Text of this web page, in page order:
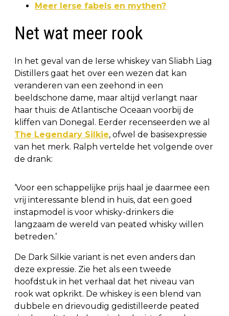
Meer Ierse fabels en mythen?
Net wat meer rook
In het geval van de Ierse whiskey van Sliabh Liag
Distillers gaat het over een wezen dat kan
veranderen van een zeehond in een
beeldschone dame, maar altijd verlangt naar
haar thuis: de Atlantische Oceaan voorbij de
kliffen van Donegal. Eerder recenseerden we al
The Legendary Silkie, ofwel de basisexpressie
van het merk. Ralph vertelde het volgende over
de drank:
‘Voor een schappelijke prijs haal je daarmee een
vrij interessante blend in huis, dat een goed
instapmodel is voor whisky-drinkers die
langzaam de wereld van peated whisky willen
betreden.’
De Dark Silkie variant is net even anders dan
deze expressie. Zie het als een tweede
hoofdstuk in het verhaal dat het niveau van
rook wat opkrikt. De whiskey is een blend van
dubbele en drievoudig gedistilleerde peated